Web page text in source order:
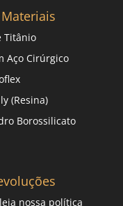
Titânio
Aço Cirúrgico
(Resina)
Borossilicato
nossa política